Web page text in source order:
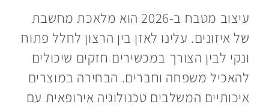
עיצוב מטבח ב-2026 הוא מלאכת מחשבת
של איזונים. עלינו לאזן בין הרצון לחלל פתוח
ונקי לבין הצורך במכשירים חזקים שיכולים
להאכיל משפחה וחברים. הבחירה במוצרים
איכותיים המשלבים טכנולוגיה אירופאית עם